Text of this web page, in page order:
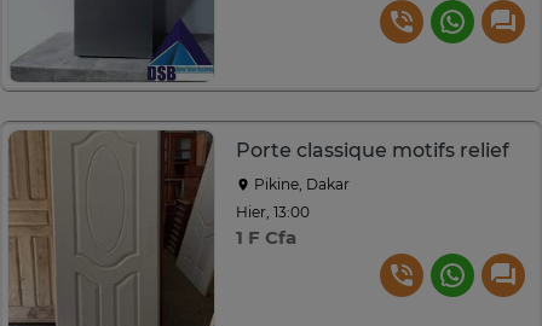
Porte classique motifs relief
Pikine, Dakar
Hier, 13:00
1 F Cfa